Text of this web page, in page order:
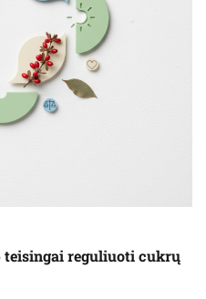
teisingai reguliuoti cukrų